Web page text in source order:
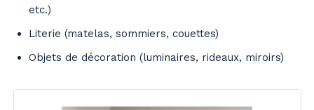
etc.)
Literie (matelas, sommiers, couettes)
Objets de décoration (luminaires, rideaux, miroirs)